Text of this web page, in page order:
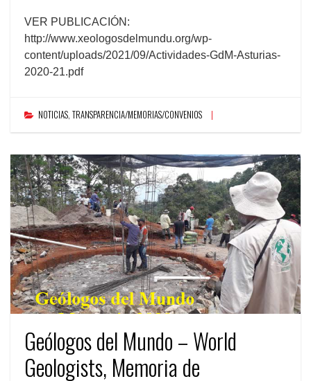
VER PUBLICACIÓN:
http://www.xeologosdelmundu.org/wp-
content/uploads/2021/09/Actividades-GdM-Asturias-
2020-21.pdf
NOTICIAS, TRANSPARENCIA/MEMORIAS/CONVENIOS
Geólogos del Mundo – World
Geologists, Memoria de